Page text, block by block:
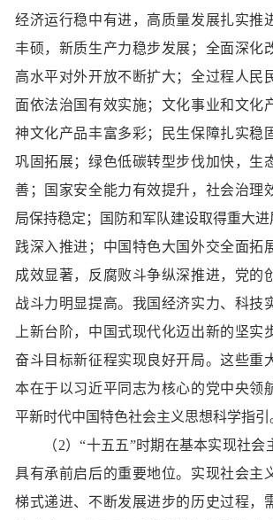
经济运行稳中有进，高质量发展扎实推
丰硕，新质生产力稳步发展；全面深化
高水平对外开放不断扩大；全过程人民
面依法治国有效实施；文化事业和文化
神文化产品丰富多彩；民生保障扎实稳
巩固拓展；绿色低碳转型步伐加快，生
善；国家安全能力有效提升，社会治理
局保持稳定；国防和军队建设取得重大进
践深入推进；中国特色大国外交全面拓
成效显著，反腐败斗争纵深推进，党的
战斗力明显提高。我国经济实力、科技
上新台阶，中国式现代化迈出新的坚实
奋斗目标新征程实现良好开局。这些重
本在于以习近平同志为核心的党中央领
平新时代中国特色社会主义思想科学指引
（2）“十五五”时期在基本实现社会
具有承前启后的重要地位。实现社会主
梯式递进、不断发展进步的历史过程，